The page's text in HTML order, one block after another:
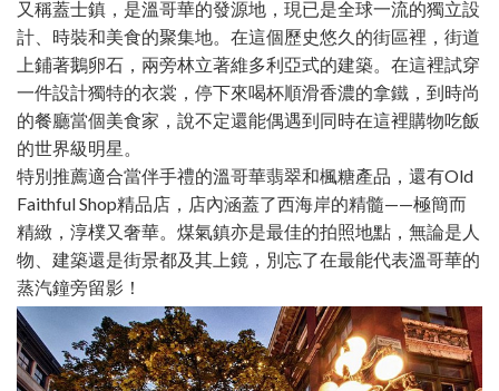
又稱蓋士鎮，是溫哥華的發源地，現已是全球一流的獨立設
計、時裝和美食的聚集地。在這個歷史悠久的街區裡，街道
上鋪著鵝卵石，兩旁林立著維多利亞式的建築。在這裡試穿
一件設計獨特的衣裳，停下來喝杯順滑香濃的拿鐵，到時尚
的餐廳當個美食家，說不定還能偶遇到同時在這裡購物吃飯
的世界級明星。
特別推薦適合當伴手禮的溫哥華翡翠和楓糖產品，還有Old
Faithful Shop精品店，店內涵蓋了西海岸的精髓——極簡而
精緻，淳樸又奢華。煤氣鎮亦是最佳的拍照地點，無論是人
物、建築還是街景都及其上鏡，別忘了在最能代表溫哥華的
蒸汽鐘旁留影！